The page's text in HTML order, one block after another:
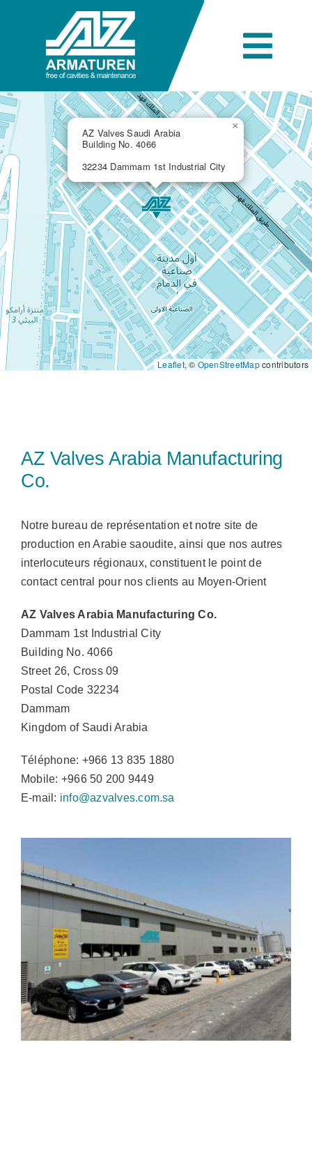
L’entreprise
Ingénierie
Produits
Secteurs industriels
Ventes
AZ Valves Saudi Arabia
Building No. 4066
32234 Dammam 1st Industrial City
×
Leaflet, © OpenStreetMapcontributors
AZ Valves Arabia Manufacturing
Co.
Notre bureau de représentation et notre site de
production en Arabie saoudite, ainsi que nos autres
interlocuteurs régionaux, constituent le point de
contact central pour nos clients au Moyen-Orient
AZ Valves Arabia Manufacturing Co.
Dammam 1st Industrial City
Building No. 4066
Street 26, Cross 09
Postal Code 32234
Dammam
Kingdom of Saudi Arabia
Téléphone: +966 13 835 1880
Mobile: +966 50 200 9449
E-mail: info@azvalves.com.sa